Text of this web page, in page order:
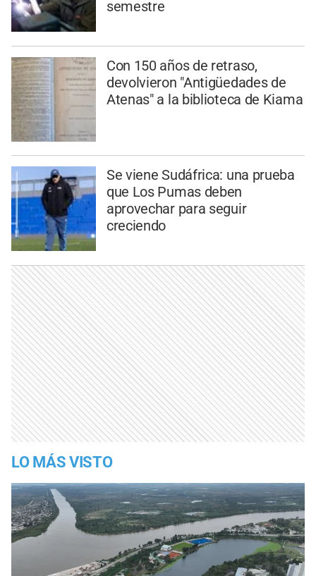
semestre
Con 150 años de retraso,
devolvieron "Antigüedades de
Atenas" a la biblioteca de Kiama
Se viene Sudáfrica: una prueba
que Los Pumas deben
aprovechar para seguir
creciendo
LO MÁS VISTO